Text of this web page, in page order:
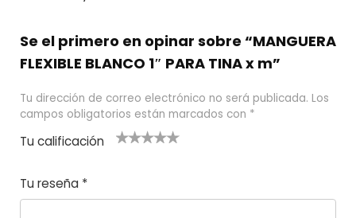
Se el primero en opinar sobre “MANGUERA
FLEXIBLE BLANCO 1″ PARA TINA x m”
Tu dirección de correo electrónico no será publicada. Los
campos obligatorios están marcados con *
Tu calificación
e
5
las
s
Tu reseña *